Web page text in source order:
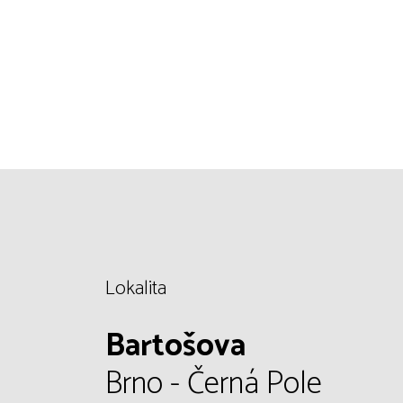
Lokalita
Bartošova
Brno - Černá Pole